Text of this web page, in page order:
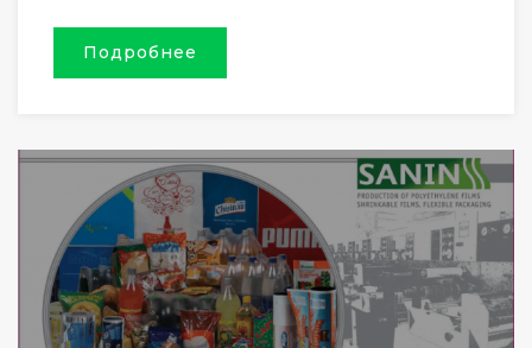
Подробнее